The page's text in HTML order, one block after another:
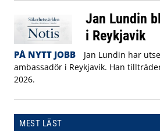
Jan Lundin
i Reykjavik
PÅ NYTT JOBB
Jan Lundin har
ambassadör i Reykjavik. Han
2026.
MEST LÄST